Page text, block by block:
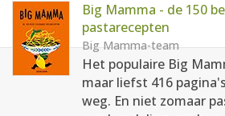
Big Mamma - de 150
pastarecepten
Big Mamma-team
Het populaire Big
maar liefst 416
weg. En niet zomaar